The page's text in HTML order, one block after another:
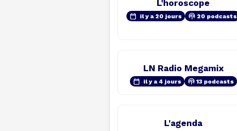
L'horoscope
calendar_today il y a 20 jours podcasts 20 podcasts
LN Radio Megamix
calendar_today il y a 4 jours podcasts 13 podcasts
L'agenda